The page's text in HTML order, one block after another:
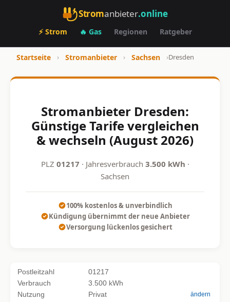
Stromanbieter.online
⚡ Strom 🔥 Gas Regionen Ratgeber
Startseite › Stromanbieter › Sachsen ›Dresden
Stromanbieter Dresden:
Günstige Tarife vergleichen
& wechseln (August 2026)
PLZ 01217 · Jahresverbrauch 3.500 kWh ·
Sachsen
100% kostenlos & unverbindlich
Kündigung übernimmt der neue Anbieter
Versorgung lückenlos gesichert